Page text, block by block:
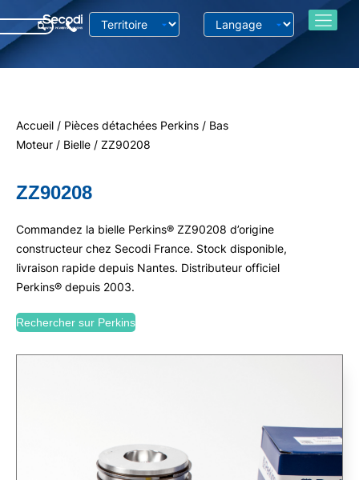
Accueil / Pièces détachées Perkins / Bas
Moteur / Bielle / ZZ90208
ZZ90208
Commandez la bielle Perkins® ZZ90208 d’origine
constructeur chez Secodi France. Stock disponible,
livraison rapide depuis Nantes. Distributeur officiel
Perkins® depuis 2003.
Rechercher sur Perkins